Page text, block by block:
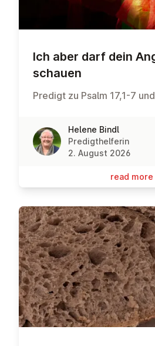
Ich aber darf dein
schauen
Predigt zu Psalm 17,1-7
Helene Bindl
Predigthelferin
2. August 2026
read more